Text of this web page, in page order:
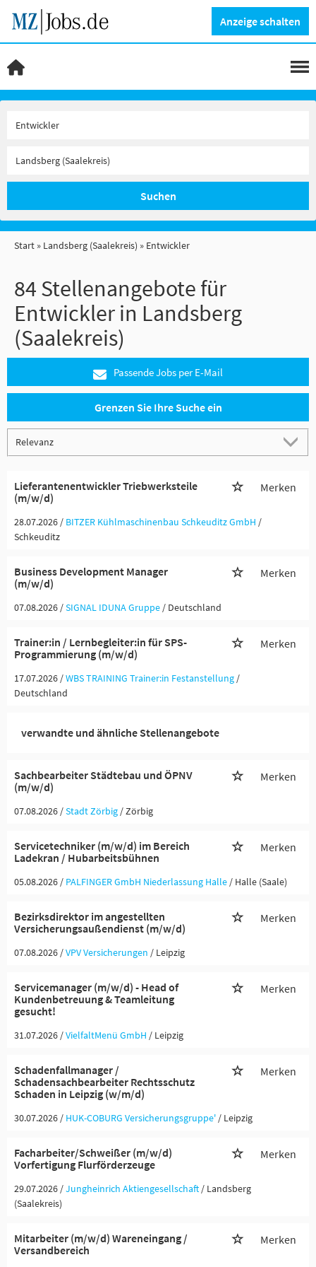
Anzeige schalten
Suchen
Start Landsberg (Saalekreis) Entwickler
84 Stellenangebote für
Entwickler in Landsberg
(Saalekreis)
Passende Jobs per E-Mail
Grenzen Sie Ihre Suche ein
Lieferantenentwickler Triebwerksteile
(m/w/d)
Merken
28.07.2026 / BITZER Kühlmaschinenbau Schkeuditz GmbH /
Schkeuditz
Business Development Manager
(m/w/d)
Merken
07.08.2026 /SIGNAL IDUNA Gruppe / Deutschland
Trainer:in / Lernbegleiter:in für SPS-
Programmierung (m/w/d)
Merken
17.07.2026 /WBS TRAINING Trainer:in Festanstellung /
Deutschland
verwandte und ähnliche Stellenangebote
Sachbearbeiter Städtebau und ÖPNV
(m/w/d)
Merken
07.08.2026 /Stadt Zörbig / Zörbig
Servicetechniker (m/w/d) im Bereich
Ladekran / Hubarbeitsbühnen
Merken
05.08.2026 / PALFINGER GmbH Niederlassung Halle / Halle (Saale)
Bezirksdirektor im angestellten
Versicherungsaußendienst (m/w/d)
Merken
07.08.2026 /VPV Versicherungen / Leipzig
Servicemanager (m/w/d) - Head of
Kundenbetreuung & Teamleitung
gesucht!
Merken
31.07.2026 /VielfaltMenü GmbH / Leipzig
Schadenfallmanager /
Schadensachbearbeiter Rechtsschutz
Schaden in Leipzig (w/m/d)
Merken
30.07.2026 / HUK-COBURG Versicherungsgruppe' / Leipzig
Facharbeiter/Schweißer (m/w/d)
Vorfertigung Flurförderzeuge
Merken
29.07.2026 /Jungheinrich Aktiengesellschaft / Landsberg
(Saalekreis)
Mitarbeiter (m/w/d) Wareneingang /
Versandbereich
Merken